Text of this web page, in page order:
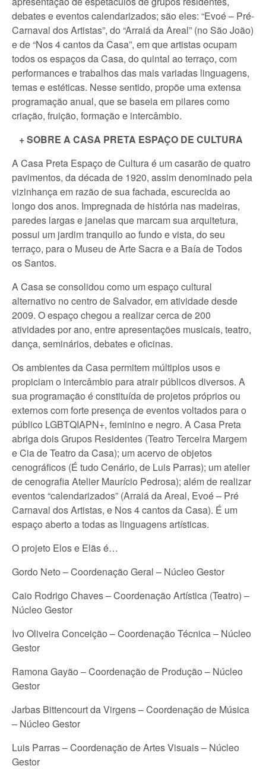
debates e eventos calendarizados; são eles: “Evoé – Pré-
Carnaval dos Artistas”, do “Arraiá da Areal” (no São João)
e de “Nos 4 cantos da Casa”, em que artistas ocupam
todos os espaços da Casa, do quintal ao terraço, com
performances e trabalhos das mais variadas linguagens,
temas e estéticas. Nesse sentido, propõe uma extensa
programação anual, que se baseia em pilares como
criação, fruição, formação e intercâmbio.
+ SOBRE A CASA PRETA ESPAÇO DE CULTURA
A Casa Preta Espaço de Cultura é um casarão de quatro
pavimentos, da década de 1920, assim denominado pela
vizinhança em razão de sua fachada, escurecida ao
longo dos anos. Impregnada de história nas madeiras,
paredes largas e janelas que marcam sua arquitetura,
possui um jardim tranquilo ao fundo e vista, do seu
terraço, para o Museu de Arte Sacra e a Baía de Todos
os Santos.
A Casa se consolidou como um espaço cultural
alternativo no centro de Salvador, em atividade desde
2009. O espaço chegou a realizar cerca de 200
atividades por ano, entre apresentações musicais, teatro,
dança, seminários, debates e oficinas.
Os ambientes da Casa permitem múltiplos usos e
propiciam o intercâmbio para atrair públicos diversos. A
sua programação é constituída de projetos próprios ou
externos com forte presença de eventos voltados para o
público LGBTQIAPN+, feminino e negro. A Casa Preta
abriga dois Grupos Residentes (Teatro Terceira Margem
e Cia de Teatro da Casa); um acervo de objetos
cenográficos (É tudo Cenário, de Luis Parras); um atelier
de cenografia Atelier Maurício Pedrosa); além de realizar
eventos “calendarizados” (Arraiá da Areal, Evoé – Pré
Carnaval dos Artistas, e Nos 4 cantos da Casa). É um
espaço aberto a todas as linguagens artísticas.
O projeto Elos e Elãs é…
Gordo Neto – Coordenação Geral – Núcleo Gestor
Caio Rodrigo Chaves – Coordenação Artística (Teatro) –
Núcleo Gestor
Ivo Oliveira Conceição – Coordenação Técnica – Núcleo
Gestor
Ramona Gayão – Coordenação de Produção – Núcleo
Gestor
Jarbas Bittencourt da Virgens – Coordenação de Música
– Núcleo Gestor
Luis Parras – Coordenação de Artes Visuais – Núcleo
Gestor